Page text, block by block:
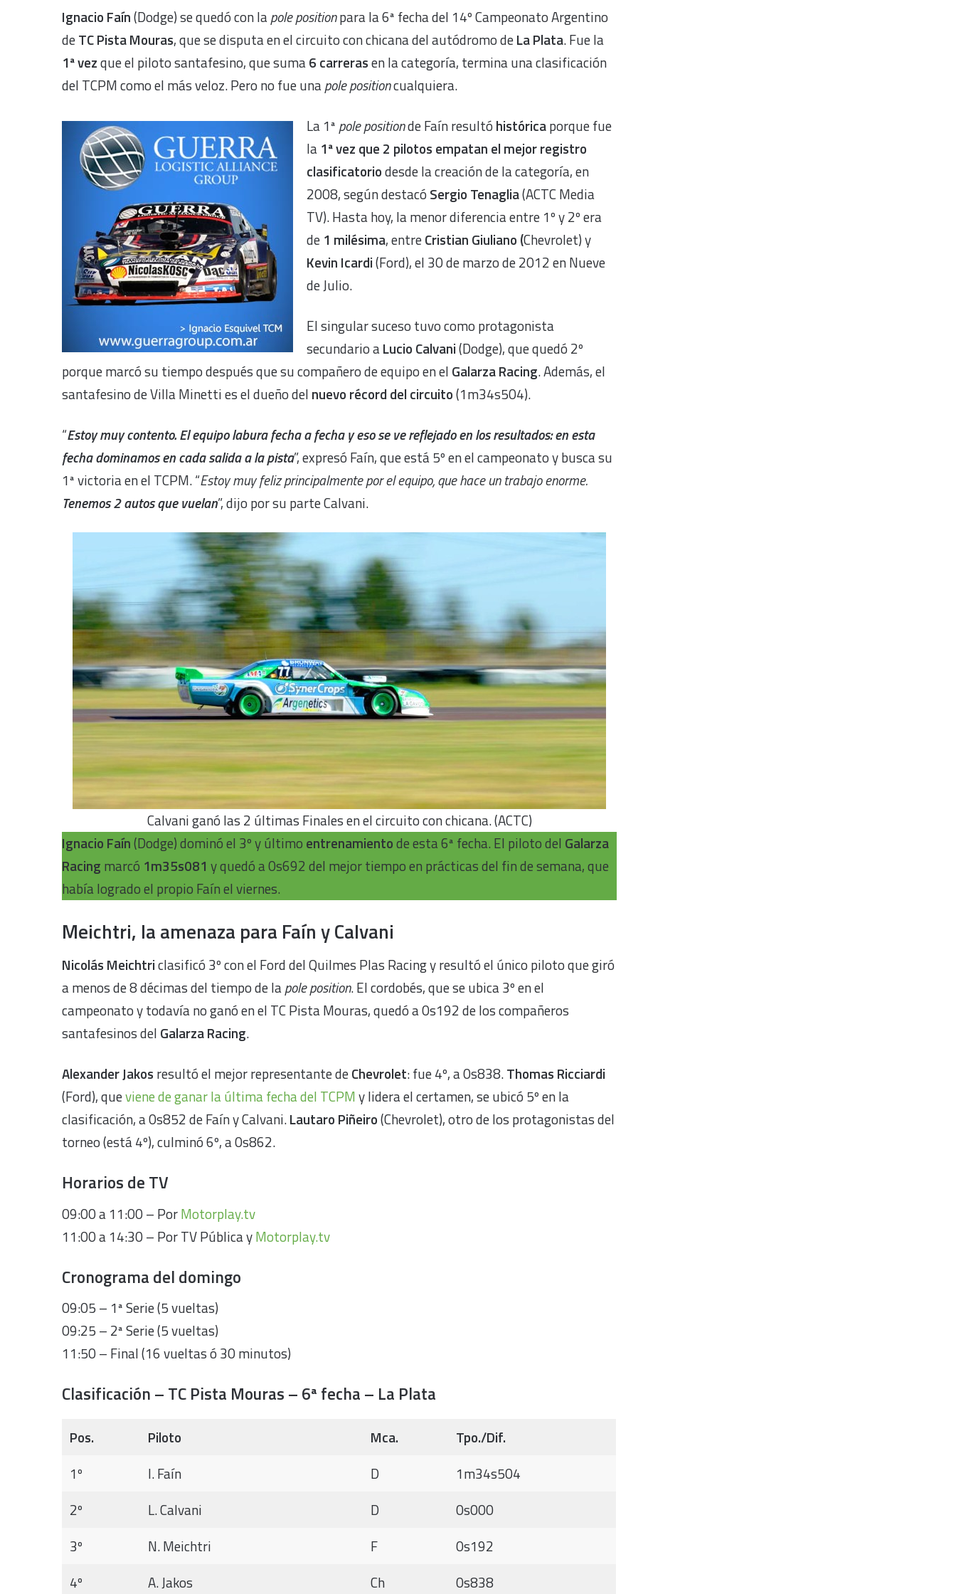
Ignacio Faín(Dodge) se quedó con lapole positionpara la 6ª fecha del 14º Campeonato Argentino
deTC Pista Mouras, que se disputa en el circuito con chicana del autódromo deLa Plata. Fue la
1ª vezque el piloto santafesino, que suma6 carrerasen la categoría, termina una clasificación
del TCPM como el más veloz. Pero no fue unapole positioncualquiera.
La 1ª pole positionde Faín resultó históricaporque fue
la 1ª vez que 2 pilotos empatan el mejor registro
clasificatoriodesde la creación de la categoría, en
2008, según destacó Sergio Tenaglia(ACTC Media
TV). Hasta hoy, la menor diferencia entre 1º y 2º era
de 1 milésima, entreCristian Giuliano (Chevrolet) y
Kevin Icardi(Ford), el 30 de marzo de 2012 en Nueve
de Julio.
El singular suceso tuvo como protagonista
secundario aLucio Calvani(Dodge), que quedó 2º
porque marcó su tiempo después que su compañero de equipo en el Galarza Racing. Además, el
santafesino de Villa Minetti es el dueño del nuevo récord del circuito(1m34s504).
“Estoy muy contento. El equipo labura fecha a fecha y eso se ve reflejado en los resultados: en esta
fecha dominamos en cada salida a la pista”, expresó Faín, que está 5º en el campeonato y busca su
1ª victoria en el TCPM. “Estoy muy feliz principalmente por el equipo, que hace un trabajo enorme.
Tenemos 2 autos que vuelan”, dijo por su parte Calvani.
Calvani ganó las 2 últimas Finales en el circuito con chicana. (ACTC)
Ignacio Faín(Dodge) dominó el 3º y último entrenamientode esta 6ª fecha. El piloto del Galarza
Racing marcó 1m35s081 y quedó a 0s692 del mejor tiempo en prácticas del fin de semana, que
había logrado el propio Faín el viernes.
Meichtri, la amenaza para Faín y Calvani
Nicolás Meichtriclasificó 3º con el Ford del Quilmes Plas Racing y resultó el único piloto que giró
a menos de 8 décimas del tiempo de lapole position. El cordobés, que se ubica 3º en el
campeonato y todavía no ganó en el TC Pista Mouras, quedó a 0s192 de los compañeros
santafesinos del Galarza Racing.
Alexander Jakos resultó el mejor representante deChevrolet: fue 4º, a 0s838.Thomas Ricciardi
(Ford), queviene de ganar la última fecha del TCPMy lidera el certamen, se ubicó 5º en la
clasificación, a 0s852 de Faín y Calvani.Lautaro Piñeiro(Chevrolet), otro de los protagonistas del
torneo (está 4º), culminó 6º, a 0s862.
Horarios de TV
09:00 a 11:00 – PorMotorplay.tv
11:00 a 14:30 – Por TV Pública yMotorplay.tv
Cronograma del domingo
09:05 – 1ª Serie (5 vueltas)
09:25 – 2ª Serie (5 vueltas)
11:50 – Final (16 vueltas ó 30 minutos)
Clasificación – TC Pista Mouras – 6ª fecha – La Plata
Pos. Piloto Mca.
Tpo./Dif.
1º
I. Faín D
1m34s504
2º
L. Calvani D
0s000
3º
N. Meichtri F
0s192
4º
A. Jakos Ch 0s838